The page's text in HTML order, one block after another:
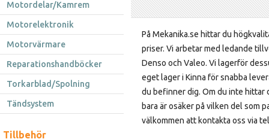
Motordelar/Kamrem
Motorelektronik
Motorvärmare
Reparationshandböcker
Torkarblad/Spolning
Tändsystem
Tillbehör
På Mekanika.se hittar du
priser. Vi arbetar med ledande
Denso och Valeo. Vi lagerför
eget lager i Kinna för snabba
du befinner dig. Om du inte hittar
bara är osäker på vilken del som
välkommen att kontakta oss via